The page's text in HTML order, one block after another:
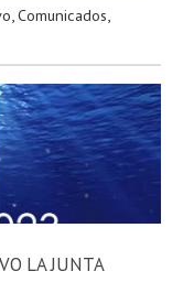
,Comunicados,
LA JUNTA